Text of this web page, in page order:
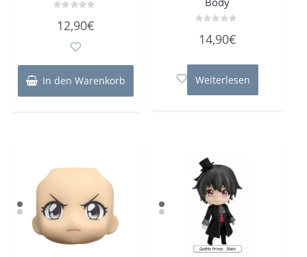
mit
12,90€
In den Warenkorb
mit
5
14,90€
Weiterlesen